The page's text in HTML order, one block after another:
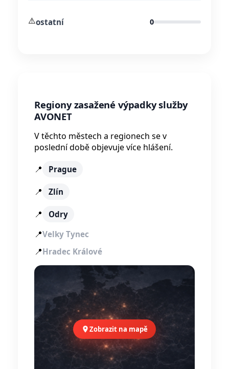
⚠️ostatní 0
Regiony zasažené výpadky služby
AVONET
V těchto městech a regionech se v
poslední době objevuje více hlášení.
📍
Prague
📍 Zlín
📍 Odry
📍Velky Tynec
📍Hradec Králové
Zobrazit na mapě